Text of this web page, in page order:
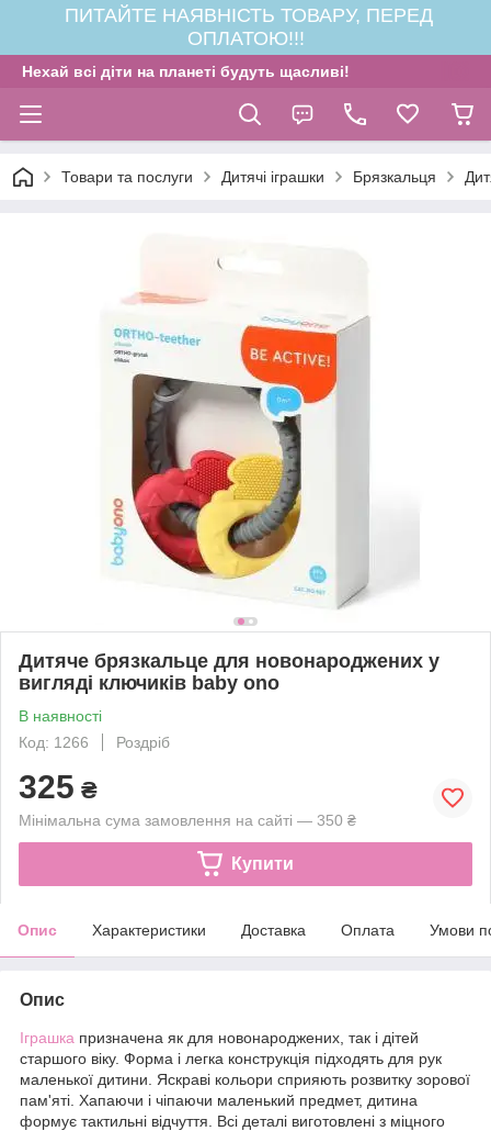
ПИТАЙТЕ НАЯВНІСТЬ ТОВАРУ, ПЕРЕД
ОПЛАТОЮ!!!
Нехай всі діти на планеті будуть щасливі!
Товари та послуги Дитячі іграшки Брязкальця
Дитяче брязкальце для новонароджених у
вигляді ключиків baby ono
В наявності
Код: 1266
Роздріб
325 ₴
Мінімальна сума замовлення на сайті — 350 ₴
Купити
Опис Характеристики Доставка Оплата Умови
Опис
Іграшка призначена як для новонароджених, так і дітей
старшого віку. Форма і легка конструкція підходять для рук
маленької дитини. Яскраві кольори сприяють розвитку зорової
пам'яті. Хапаючи і чіпаючи маленький предмет, дитина
формує тактильні відчуття. Всі деталі виготовлені з міцного